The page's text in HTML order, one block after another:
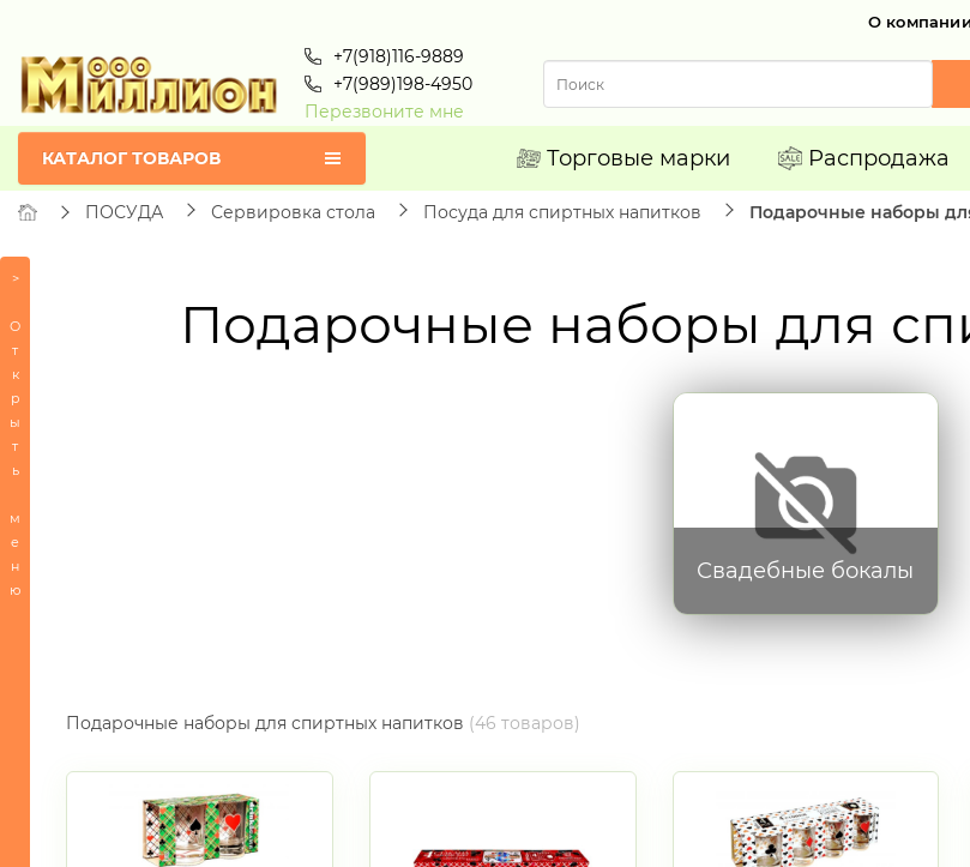
О компании
+7(918)116-9889
+7(989)198-4950
Перезвоните мне
КАТАЛОГ ТОВАРОВ Торговые марки Распродажа
ПОСУДА Сервировка стола Посуда для спиртных напитков Подарочные наборы
по
СЕРТИФИКАТЫ
-
Сервировка
стола
принадлежности
>
О
т
к
р
ы
т
ь
м
е
н
ю
Подарочные наборы для
Свадебные бокалы
Подарочные наборы для спиртных напитков (46 товаров)